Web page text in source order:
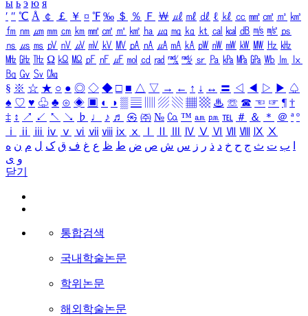
ы ь э ю я
′ ″ ℃ Å ￠ ￡ ￥ ¤ ℉ ‰ ＄ ％ Ｆ ￦ ㎕ ㎖ ㎗ ℓ ㎘ ㏄ ㎣ ㎤ ㎥ ㎦
㎙ ㎚ ㎛ ㎜ ㎝ ㎞ ㎟ ㎠ ㎡ ㎢ ㏊ ㎍ ㎎ ㎏ ㏏ ㎈ ㎉ ㏈ ㎧ ㎨ ㎰
㎱ ㎲ ㎳ ㎴ ㎵ ㎶ ㎷ ㎸ ㎹ ㎀ ㎁ ㎂ ㎃ ㎄ ㎺ ㎻ ㎽ ㎾ ㎿ ㎐ ㎑
㎒ ㎓ ㎔ Ω ㏀ ㏁ ㎊ ㎋ ㎌ ㏖ ㏅ ㎭ ㎮ ㎯ ㏛ ㎩ ㎪ ㎫ ㎬ ㏝ ㏐
㏓
㏃ ㏉ ㏜ ㏆
§ ※ ☆ ★ ○ ● ◎ ◇ ◆ □ ■ △ ▽ → ← ↑ ↓ ↔ 〓 ◁ ◀ ▷ ▶ ♤
♠ ♡ ♥ ♧ ♣ ⊙ ◈ ▣ ◐ ◑ ▒ ▤ ▨ ▧ ▦ ▩ ♨ ☏ ☎ ☜ ☞ ¶ †
‡ ↕ ↗ ↙ ↖ ↘ ♭ ♩ ♪ ♬ ㉿ ㈜ № ㏇ ™ ㏂ ㏘ ℡ ＃ ＆ ＊ ＠ ª º
ⅰ
ⅱ ⅲ ⅳ ⅴ ⅵ ⅶ ⅷ ⅸ ⅹ Ⅳ Ⅴ Ⅵ Ⅶ Ⅷ Ⅸ Ⅹ
ب ت ث ج ح خ د ذ ر ز س ش ص ض ط ظ ع غ ف ق ک ل م ن ه
و ی
닫기
통합검색
국내학술논문
학위논문
해외학술논문